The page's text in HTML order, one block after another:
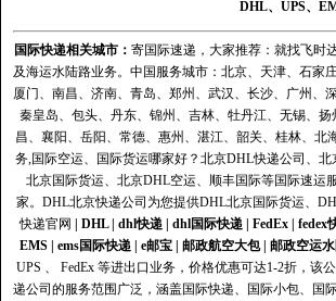
DHL、 UPS、
国际快递相关城市： 寄国际速递，大家推荐：就找飞时
及海运水陆路业务。中国服务城市：北京、天津、石家
厦门、南昌、济南、青岛、郑州、武汉、长沙、广州、
秦皇岛、包头、丹东、锦州、吉林、牡丹江、无锡、
昌、襄阳、岳阳、常德、惠州、湛江、韶关、桂林、
务,国际空运、国际货运哪家好？北京DHL快递公司、
北京国际货运、北京DHL空运、顺丰国际等国际速运
家。DHL北京快递公司为您提供DHL北京国际货运、
快递官网
DHL| dhl快递| dhl国际快递| FedEx| fedex
EMS| ems国际快递| e邮宝| 邮政航空大包| 邮政空运
UPS 、 FedEx 等进出口业务，价格优惠可达1-2折，
递公司的服务范围广泛，涵盖国际快递、国际小包、国